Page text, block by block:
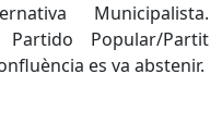
Municipalista.
Popular/Partit
es va abstenir.